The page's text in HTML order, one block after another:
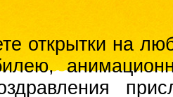
открытки на